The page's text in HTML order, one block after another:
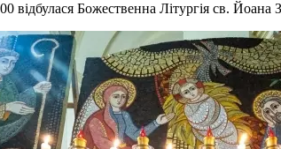
відбулася Божественна Літургія св.